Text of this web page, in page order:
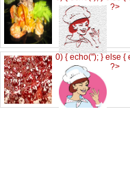
?>
0) { echo(''); } else {
?>